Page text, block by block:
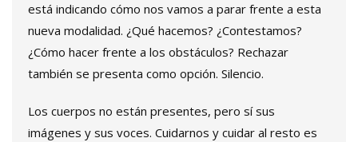
está indicando cómo nos vamos a parar frente a esta
nueva modalidad. ¿Qué hacemos? ¿Contestamos?
¿Cómo hacer frente a los obstáculos? Rechazar
también se presenta como opción. Silencio.
Los cuerpos no están presentes, pero sí sus
imágenes y sus voces. Cuidarnos y cuidar al resto es